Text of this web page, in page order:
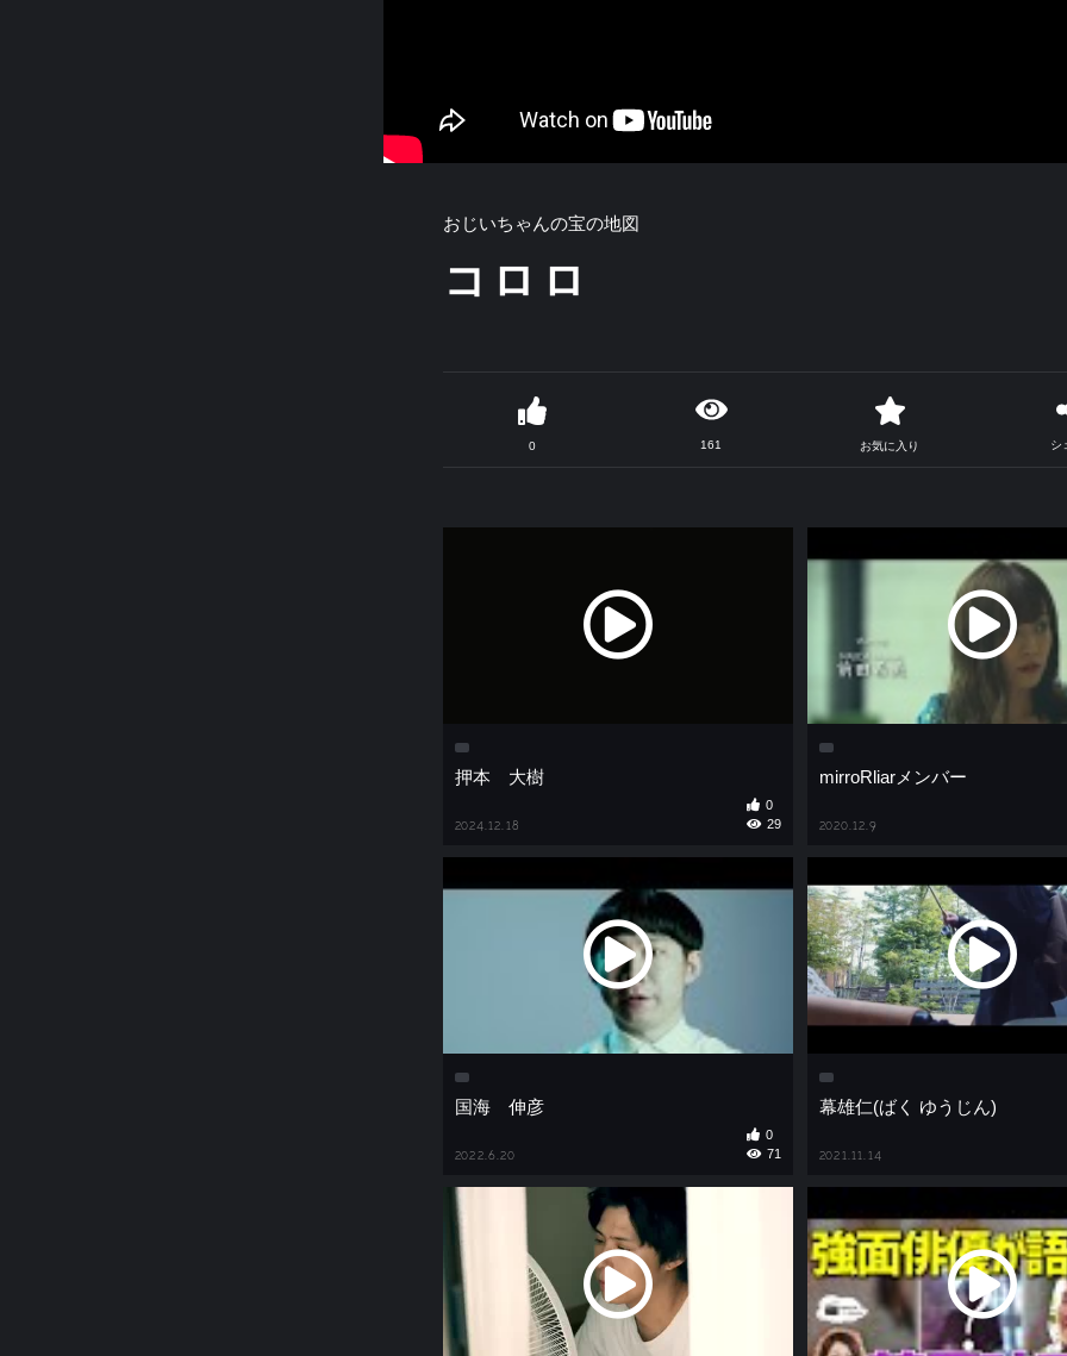
おじいちゃんの宝の地図
コロロ
0 161 お気に入り シ
押本 大樹
2024.12.18
0
29
mirroRliarメンバー
2020.12.9
国海 伸彦
2022.6.20
0
71
幕雄仁(ばく ゆうじん)
2021.11.14